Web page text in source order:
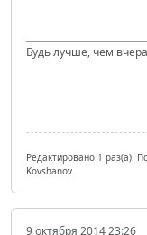
Будь лучше, чем
Редактировано 1 раз(а).
Kovshanov.
9 октября 2014 23:26